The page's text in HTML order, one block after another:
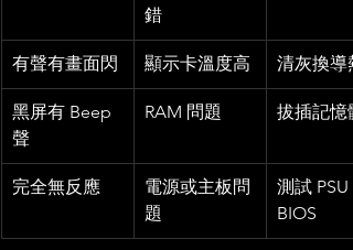
錯
有聲有畫面閃 顯示卡溫度高 清灰換導
黑屏有 Beep
聲
RAM 問題 拔插記憶
完全無反應
電源或主板問
題
測試 PSU
BIOS